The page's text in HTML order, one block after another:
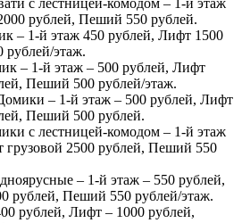
рублей, Пеший 550 рублей.
– 1-й этаж 450 рублей, Лифт 1500
этаж.
– 1-й этаж – 500 рублей, Лифт
Пеший 500 рублей/этаж.
– 1-й этаж – 500 рублей, Лифт
Пеший 500 рублей.
с лестницей-комодом – 1-й этаж
грузовой 2500 рублей, Пеший 550
– 1-й этаж – 550 рублей,
рублей, Пеший 550 рублей/этаж.
рублей, Лифт – 1000 рублей,